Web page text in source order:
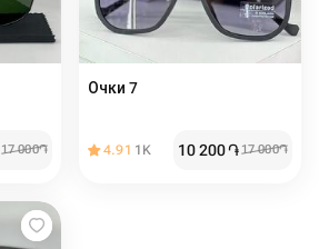
17 000֏
Очки 7
4.91 1K 10 200֏17 000֏